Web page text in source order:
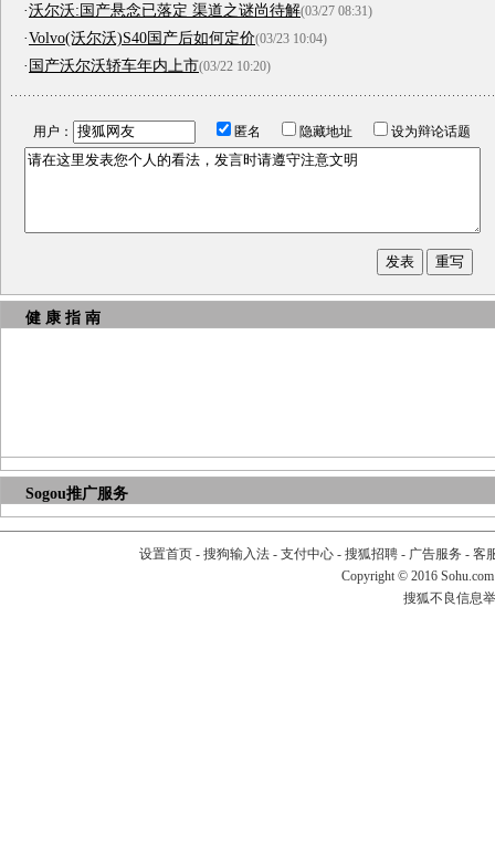
·沃尔沃:国产悬念已落定 渠道之谜尚待解(03/27 08:31)
·Volvo(沃尔沃)S40国产后如何定价(03/23 10:04)
·国产沃尔沃轿车年内上市(03/22 10:20)
用户： 匿名 隐藏地址 设为辩论话题
健 康 指 南
Sogou推广服务
设置首页- 搜狗输入法- 支付中心- 搜狐招聘- 广告服务 - 客
Copyright © 2016
搜狐不良信息